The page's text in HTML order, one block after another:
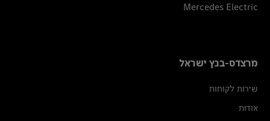
Mercedes Electric
מרצדס-בנץ ישראל
שירות לקוחות
אודות